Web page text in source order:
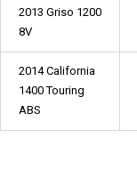
2013 Griso 1200
8V
2014 California
1400 Touring
ABS